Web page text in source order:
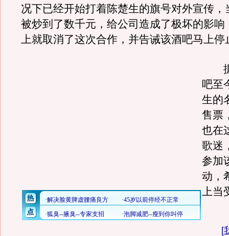
况下已经开始打着陈楚生的旗号对外宣传，
被炒到了数千元，给公司造成了极坏的影响
上就取消了这次合作，并告诫该酒吧马上停
据
吧至
生的
售票
也在
歌迷
参加
动，
上当
[